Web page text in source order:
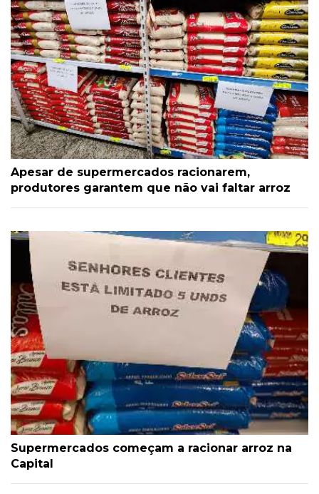
Apesar de supermercados racionarem,
produtores garantem que não vai faltar arroz
Supermercados começam a racionar arroz na
Capital